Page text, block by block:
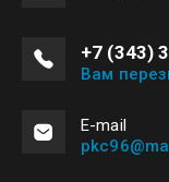
+7 (343)
Вам
Е-mail